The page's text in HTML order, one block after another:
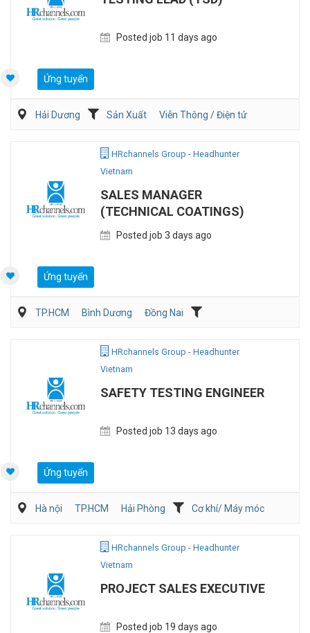
Posted job 11 days ago
Ứng tuyển
Hải Dương Sản Xuất
Viễn Thông / Điện tử
HRchannels Group - Headhunter
Vietnam
SALES MANAGER
(TECHNICAL COATINGS)
Posted job 3 days ago
Ứng tuyển
TP.HCM Bình Dương
Đồng Nai
HRchannels Group - Headhunter
Vietnam
SAFETY TESTING ENGINEER
Posted job 13 days ago
Ứng tuyển
Hà nội TP.HCM Hải Phòng
Cơ khí/ Máy móc
HRchannels Group - Headhunter
Vietnam
PROJECT SALES EXECUTIVE
Posted job 19 days ago